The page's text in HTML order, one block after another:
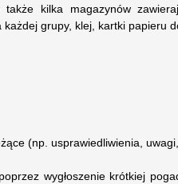
także kilka magazynów
grupy, klej, kartki papieru
(np. usprawiedliwienia,
wygłoszenie krótkiej